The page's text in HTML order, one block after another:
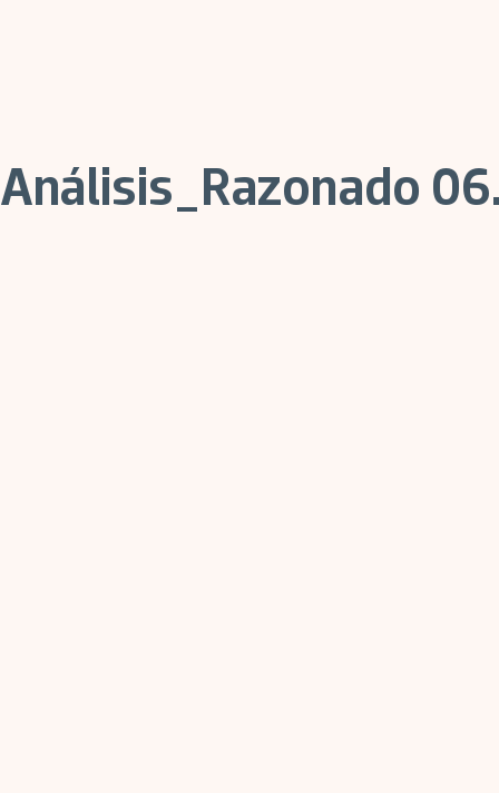
Análisis_Razonado